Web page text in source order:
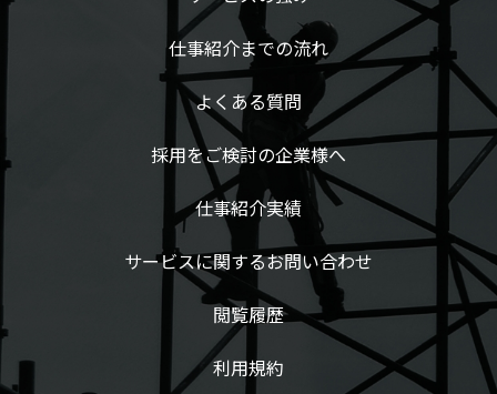
仕事紹介までの流れ
よくある質問
採用をご検討の企業様へ
仕事紹介実績
サービスに関するお問い合わせ
閲覧履歴
利用規約